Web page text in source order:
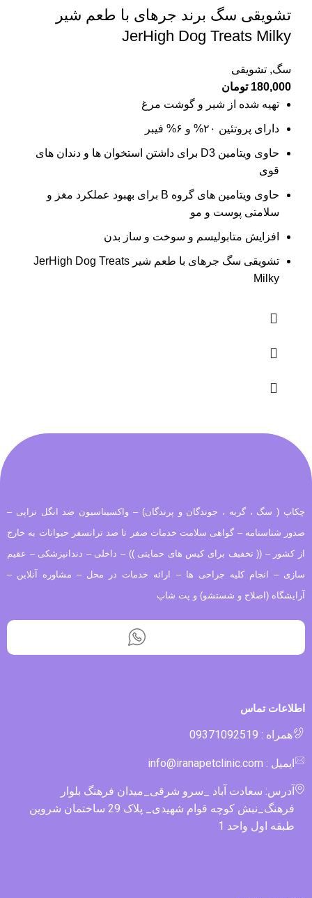
تشویقی سگ برند جرهای با طعم شیر
JerHigh Dog Treats Milky
سگ, تشویقی
180,000 تومان
تهیه شده از شیر و گوشت مرغ
دارای پروتئین ۲۰% و ۶% فیبر
حاوی ویتامین D3 برای داشتن استخوان ها و دندان های
قوی
حاوی ویتامین های گروه B برای بهبود عملکرد مغز و
سلامتی پوست و مو
افزایش متابولیسم و سوخت و ساز بدن
تشویقی سگ جرهای با طعم شیر JerHigh Dog Treats
Milky
چکاپ ( سگ ، گربه ، جوندگان و پرندگان) – واکسیناسیون ضد انگل تراپی –
صدور شناسنامه – گواهی سلامت خدمات صفر تا صد ترانسفر حیوانات به خارج
از کشور – (( تخفیف برای کیس های حمایتی )) – داخلی – دندانپزشکی – عقیم
سازی – انجام کلیه جراحی ها – ارائه خدمات در محل – مشاوره آنلاین –
آرایشگاه (اصلاح و شستشو) و پت شاپ
اطلاعات تماس
همراه : 09371092519
ایمیل : info@iranapetclinic.com
آدرس: سعادت آباد _سرو شرقی_میدان فرهنگ بلوار
فرهنگ_نبش کوچه قوام شهیدی_ پلاک 29 ساختمان شروین
طبقه اول واحد 1